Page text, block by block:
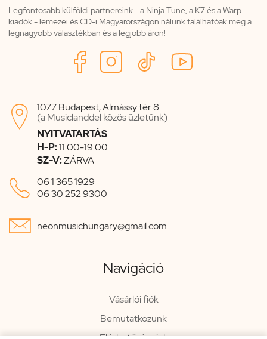
Legfontosabb külföldi partnereink - a Ninja Tune, a K7 és a Warp
kiadók - lemezei és CD-i Magyarországon nálunk találhatóak meg a
legnagyobb választékban és a legjobb áron!

1077 Budapest, Almássy tér 8.
(a Musiclanddel közös üzletünk)
NYITVATARTÁS
H-P:11:00-19:00
SZ-V:ZÁRVA
 06 1 365 1929
06 30 252 9300
 neonmusichungary@gmail.com
Navigáció
Vásárlói fiók
Bemutatkozunk